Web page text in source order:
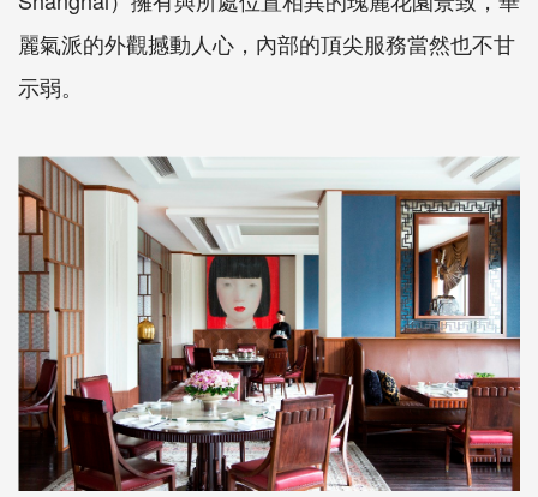
麗氣派的外觀撼動人心，內部的頂尖服務當然也不甘
示弱。